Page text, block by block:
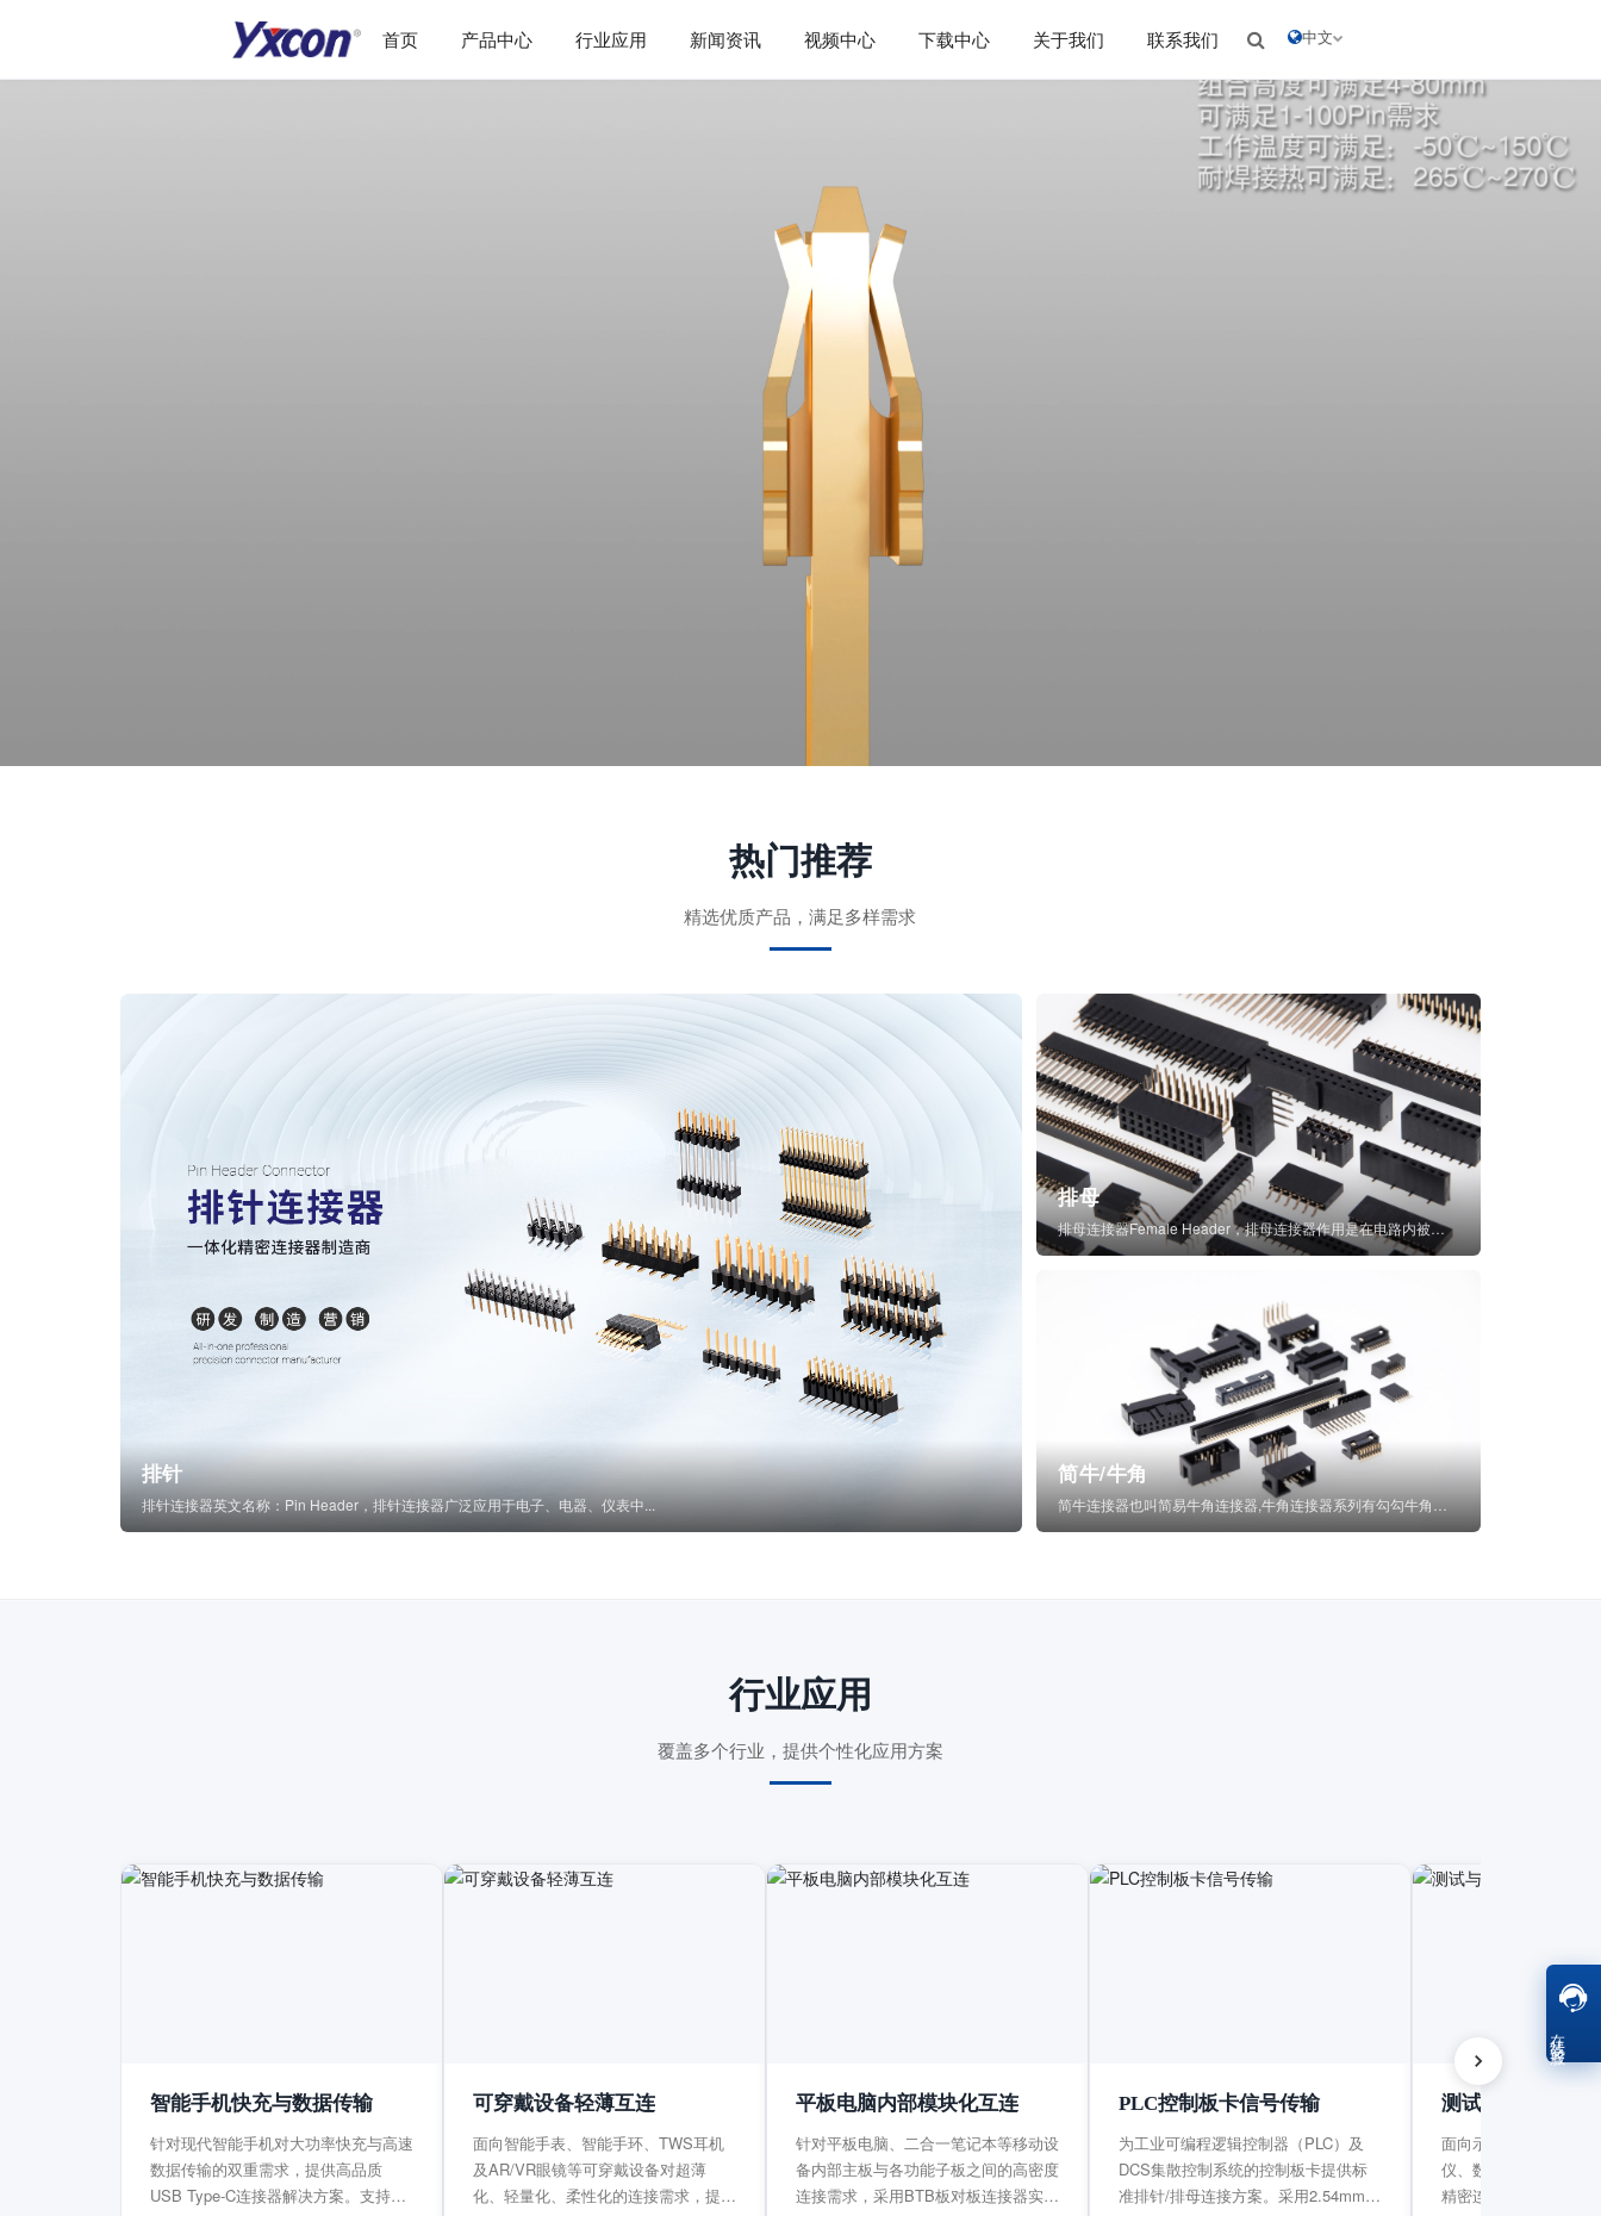
首页 产品中心 行业应用 新闻资讯 视频中心 下载中心 关于我们 联系我们 中文
热门推荐
精选优质产品，满足多样需求
排针
排针连接器英文名称：Pin Header，排针连接器广泛应用于电子、电器、仪表中...
排母
排母连接器Female Header，排母连接器作用是在电路内被阻断处或孤立不通...
简牛/牛角
行业应用
覆盖多个行业，提供个性化应用方案
智能手机快充与数据传输
针对现代智能手机对大功率快充与高速
数据传输的双重需求，提供高品质
USB Type-C连接器解决方案。支持
可穿戴设备轻薄互连
面向智能手表、智能手环、TWS耳机
及AR/VR眼镜等可穿戴设备对超薄
化、轻量化、柔性化的连接需求，提供
平板电脑内部模块化互连
针对平板电脑、二合一笔记本等移动设
备内部主板与各功能子板之间的高密度
连接需求，采用BTB板对板连接器实现
PLC控制板卡信号传输
为工业可编程逻辑控制器（PLC）及
DCS集散控制系统的控制板卡提供标
准排针/排母连接方案。采用2.54mm标
测试与测量设备
面向示波器、信号发
仪、数据采集卡等电
精密连接需求，提供
在线客服